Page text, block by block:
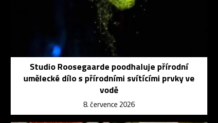
Studio Roosegaarde poodhaluje přírodní
umělecké dílo s přírodními svítícími prvky ve
vodě
8. července 2026